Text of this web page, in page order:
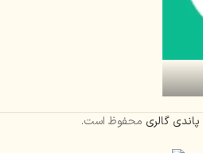
پاندی گالری محفوظ است.